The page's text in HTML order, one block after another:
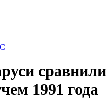
сравнили
1991 года